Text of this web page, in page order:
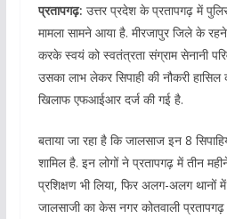
प्रतापगढ़: उत्तर प्रदेश के प्रतापगढ़ में
मामला सामने आया है. मीरजापुर जिले के
करके स्वयं को स्वतंत्रता संग्राम सेनानी
उसका लाभ लेकर सिपाही की नौकरी
खिलाफ एफआईआर दर्ज की गई है.
बताया जा रहा है कि जालसाज इन 8
शामिल है. इन लोगों ने प्रतापगढ़ में तीन
प्रशिक्षण भी लिया, फिर अलग-अलग थानों
जालसाजी का केस नगर कोतवाली